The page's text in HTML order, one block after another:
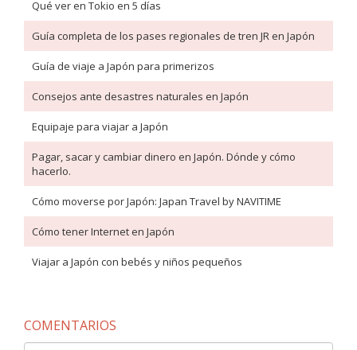
Qué ver en Tokio en 5 días
Guía completa de los pases regionales de tren JR en Japón
Guía de viaje a Japón para primerizos
Consejos ante desastres naturales en Japón
Equipaje para viajar a Japón
Pagar, sacar y cambiar dinero en Japón. Dónde y cómo
hacerlo.
Cómo moverse por Japón: Japan Travel by NAVITIME
Cómo tener Internet en Japón
Viajar a Japón con bebés y niños pequeños
COMENTARIOS